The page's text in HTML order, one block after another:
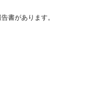
書があります。